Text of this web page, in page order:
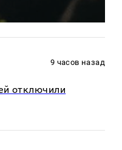
9 часов назад
отключили